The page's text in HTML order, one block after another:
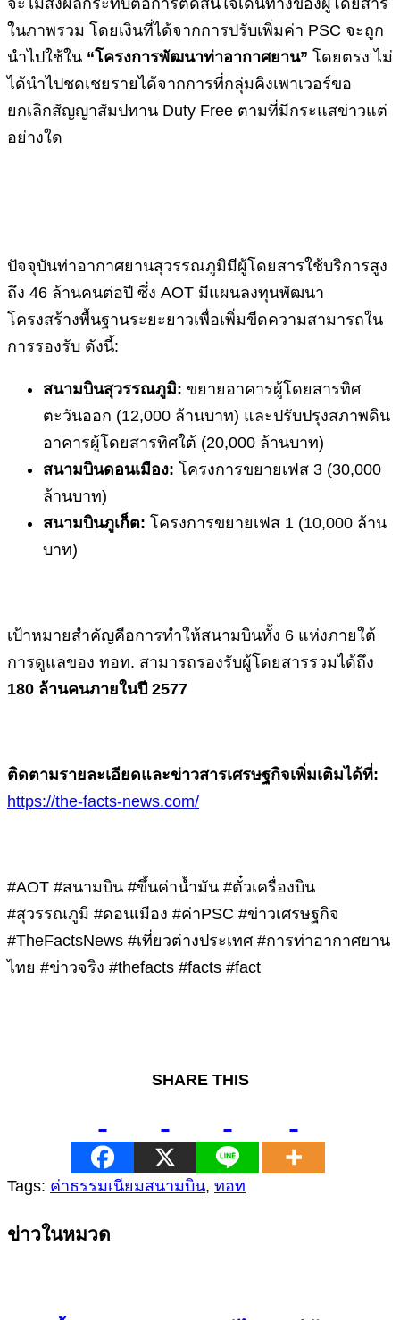
ในภาพรวม โดยเงินที่ได้จากการปรับเพิ่มค่า PSC จะถูก
นำไปใช้ใน “โครงการพัฒนาท่าอากาศยาน” โดยตรง ไม่
ได้นำไปชดเชยรายได้จากการที่กลุ่มคิงเพาเวอร์ขอ
ยกเลิกสัญญาสัมปทาน Duty Free ตามที่มีกระแสข่าวแต่
อย่างใด
ปัจจุบันท่าอากาศยานสุวรรณภูมิมีผู้โดยสารใช้บริการสูง
ถึง 46 ล้านคนต่อปี ซึ่ง AOT มีแผนลงทุนพัฒนา
โครงสร้างพื้นฐานระยะยาวเพื่อเพิ่มขีดความสามารถใน
การรองรับ ดังนี้:
สนามบินสุวรรณภูมิ: ขยายอาคารผู้โดยสารทิศ
ตะวันออก (12,000 ล้านบาท) และปรับปรุงสภาพดิน
อาคารผู้โดยสารทิศใต้ (20,000 ล้านบาท)
สนามบินดอนเมือง: โครงการขยายเฟส 3 (30,000
ล้านบาท)
สนามบินภูเก็ต: โครงการขยายเฟส 1 (10,000 ล้าน
บาท)
เป้าหมายสำคัญคือการทำให้สนามบินทั้ง 6 แห่งภายใต้
การดูแลของ ทอท. สามารถรองรับผู้โดยสารรวมได้ถึง
180 ล้านคนภายในปี 2577
ติดตามรายละเอียดและข่าวสารเศรษฐกิจเพิ่มเติมได้ที่:
https://the-facts-news.com/
#AOT #สนามบิน #ขึ้นค่าน้ำมัน #ตั๋วเครื่องบิน
#สุวรรณภูมิ #ดอนเมือง #ค่าPSC #ข่าวเศรษฐกิจ
#TheFactsNews #เที่ยวต่างประเทศ #การท่าอากาศยาน
ไทย #ข่าวจริง #thefacts #facts #fact
SHARE THIS
Tags: ค่าธรรมเนียมสนามบิน, ทอท
Continue
ข่าวในหมวด